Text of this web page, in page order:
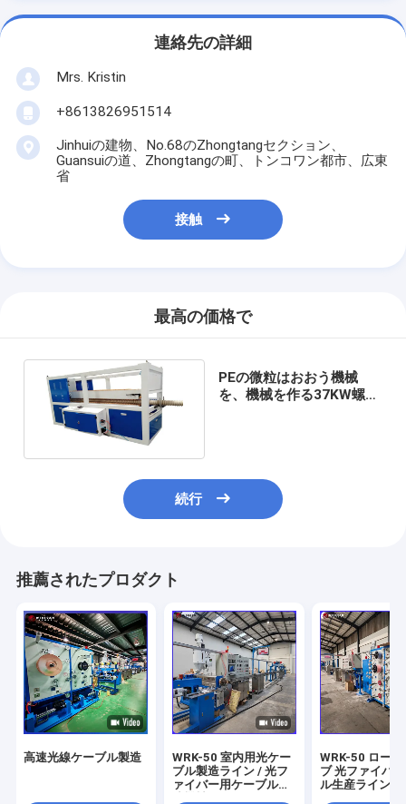
連絡先の詳細
Mrs. Kristin
+8613826951514
Jinhuiの建物、No.68のZhongtangセクション、
Guansuiの道、Zhongtangの町、トンコワン都市、広東
省
接触
最高の価格で
PEの微粒はおおう機械
を、機械を作る37KW螺線
続行
推薦されたプロダクト
高速光線ケーブル製造
WRK-50 室内用光ケー
ブル製造ライン / 光フ
ァイバー用ケーブル製
WRK-50 ロー
ブ 光ファイバ
ル生産ライン /